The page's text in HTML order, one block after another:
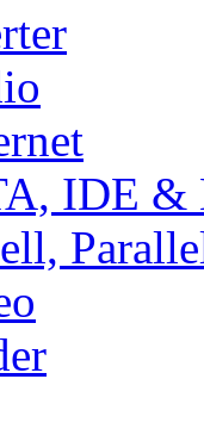
IDE &